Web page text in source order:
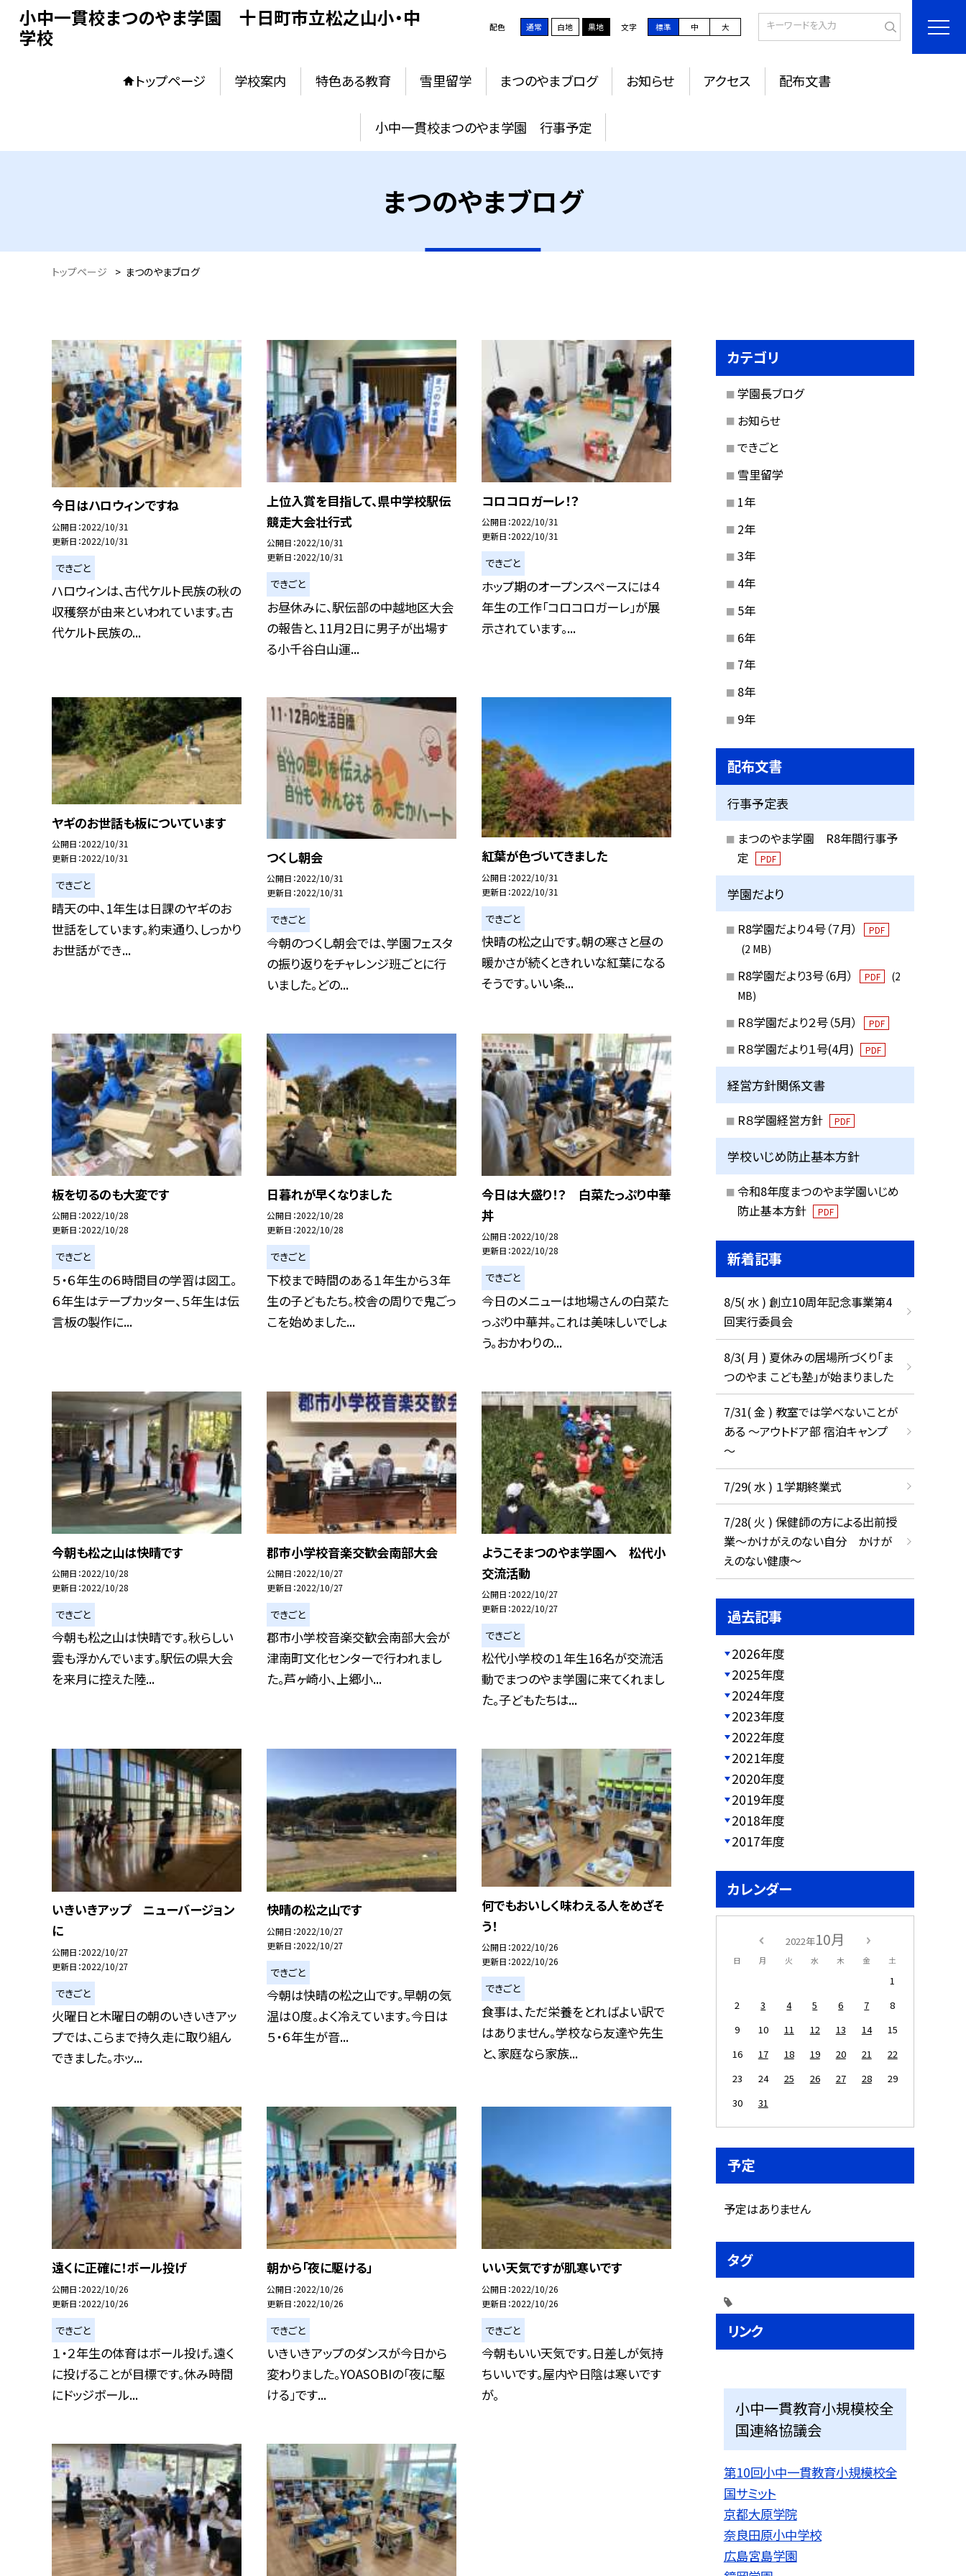
小中一貫校まつのやま学園 十日町市立松之山小・中
学校
配色 通常 白地 黒地 文字 標準 中 大
トップページ 学校案内 特色ある教育 雪里留学 まつのやまブログ お知らせ アクセス 配布文書
小中一貫校まつのやま学園 行事予定
まつのやまブログ
トップページ > まつのやまブログ
今日はハロウィンですね
公開日 2022/10/31
更新日 2022/10/31
できごと
ハロウィンは、古代ケルト民族の秋の
収穫祭が由来といわれています。古
代ケルト民族の...
上位入賞を目指して、県中学校駅伝
競走大会壮行式
公開日 2022/10/31
更新日 2022/10/31
できごと
お昼休みに、駅伝部の中越地区大会
の報告と、11月2日に男子が出場す
る小千谷白山運...
コロコロガーレ！？
公開日 2022/10/31
更新日 2022/10/31
できごと
ホップ期のオープンスペースには４
年生の工作「コロコロガーレ」が展
示されています。...
ヤギのお世話も板についています
公開日 2022/10/31
更新日 2022/10/31
できごと
晴天の中、1年生は日課のヤギのお
世話をしています。約束通り、しっかり
お世話ができ...
つくし朝会
公開日 2022/10/31
更新日 2022/10/31
できごと
今朝のつくし朝会では、学園フェスタ
の振り返りをチャレンジ班ごとに行
いました。どの...
紅葉が色づいてきました
公開日 2022/10/31
更新日 2022/10/31
できごと
快晴の松之山です。朝の寒さと昼の
暖かさが続くときれいな紅葉になる
そうです。いい条...
板を切るのも大変です
公開日 2022/10/28
更新日 2022/10/28
できごと
５・６年生の６時間目の学習は図工。
６年生はテープカッター、５年生は伝
言板の製作に...
日暮れが早くなりました
公開日 2022/10/28
更新日 2022/10/28
できごと
下校まで時間のある１年生から３年
生の子どもたち。校舎の周りで鬼ごっ
こを始めました...
今日は大盛り！？ 白菜たっぷり中華
丼
公開日 2022/10/28
更新日 2022/10/28
できごと
今日のメニューは地場さんの白菜た
っぷり中華丼。これは美味しいでしょ
う。おかわりの...
今朝も松之山は快晴です
公開日 2022/10/28
更新日 2022/10/28
できごと
今朝も松之山は快晴です。秋らしい
雲も浮かんでいます。駅伝の県大会
を来月に控えた陸...
郡市小学校音楽交歓会南部大会
公開日 2022/10/27
更新日 2022/10/27
できごと
郡市小学校音楽交歓会南部大会が
津南町文化センターで行われまし
た。芦ヶ崎小、上郷小...
ようこそまつのやま学園へ 松代小
交流活動
公開日 2022/10/27
更新日 2022/10/27
できごと
松代小学校の１年生16名が交流活
動でまつのやま学園に来てくれまし
た。子どもたちは...
いきいきアップ ニューバージョン
に
公開日 2022/10/27
更新日 2022/10/27
できごと
火曜日と木曜日の朝のいきいきアッ
プでは、こらまで持久走に取り組ん
できました。ホッ...
快晴の松之山です
公開日 2022/10/27
更新日 2022/10/27
できごと
今朝は快晴の松之山です。早朝の気
温は０度。よく冷えています。今日は
５・６年生が音...
何でもおいしく味わえる人をめざそ
う！
公開日 2022/10/26
更新日 2022/10/26
できごと
食事は、ただ栄養をとればよい訳で
はありません。学校なら友達や先生
と、家庭なら家族...
遠くに正確に！ボール投げ
公開日 2022/10/26
更新日 2022/10/26
できごと
１・２年生の体育はボール投げ。遠く
に投げることが目標です。休み時間
にドッジボール...
朝から「夜に駆ける」
公開日 2022/10/26
更新日 2022/10/26
できごと
いきいきアップのダンスが今日から
変わりました。YOASOBIの「夜に駆
ける」です...
いい天気ですが肌寒いです
公開日 2022/10/26
更新日 2022/10/26
できごと
今朝もいい天気です。日差しが気持
ちいいです。屋内や日陰は寒いです
が。
カテゴリ
学園長ブログ
お知らせ
できごと
雪里留学
1年
2年
3年
4年
5年
6年
7年
8年
9年
配布文書
行事予定表
まつのやま学園 R8年間行事予
定
PDF
学園だより
R8学園だより４号（７月） PDF
(2 MB)
R8学園だより3号（6月） PDF
(2
MB)
R８学園だより２号（5月） PDF
R８学園だより１号(4月) PDF
経営方針関係文書
R８学園経営方針 PDF
学校いじめ防止基本方針
令和8年度まつのやま学園いじめ
防止基本方針
PDF
新着記事
8/5( 水 ) 創立10周年記念事業第4
回実行委員会
8/3( 月 ) 夏休みの居場所づくり「ま
つのやま こども塾」が始まりました
7/31( 金 ) 教室では学べないことが
ある ～アウトドア部 宿泊キャンプ
～
7/29( 水 ) １学期終業式
7/28( 火 ) 保健師の方による出前授
業～かけがえのない自分 かけが
えのない健康～
過去記事
2026年度
2025年度
2024年度
2023年度
2022年度
2021年度
2020年度
2019年度
2018年度
2017年度
カレンダー
2022年10月
日 月 火 水 木 金 土
1
2
3 4 5 6 7
8
9
10 11 12 13 14
15
16
17 18 19 20 21
22
23
24 25 26 27 28
29
30
31
予定
予定はありません
タグ
リンク
小中一貫教育小規模校全
国連絡協議会
第10回小中一貫教育小規模校全
国サミット
京都大原学院
奈良田原小中学校
広島宮島学園